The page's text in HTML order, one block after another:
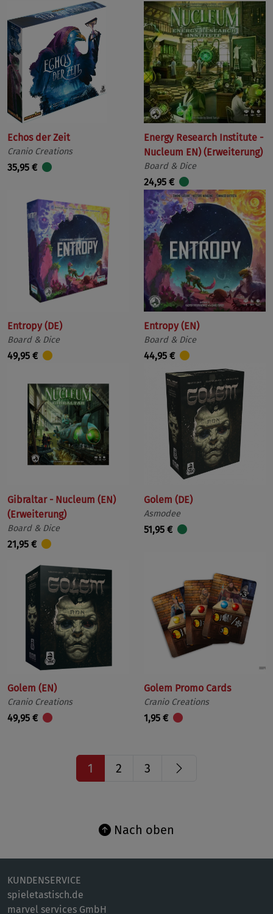
Echos der Zeit
Cranio Creations
35,95 €
Energy Research Institute -
Nucleum EN) (Erweiterung)
Board & Dice
24,95 €
Entropy (DE)
Board & Dice
49,95 €
Entropy (EN)
Board & Dice
44,95 €
Gibraltar - Nucleum (EN)
(Erweiterung)
Board & Dice
21,95 €
Golem (DE)
Asmodee
51,95 €
Golem (EN)
Cranio Creations
49,95 €
Golem Promo Cards
Cranio Creations
1,95 €
1 2 3
Nach oben
KUNDENSERVICE
spieletastisch.de
marvel services GmbH